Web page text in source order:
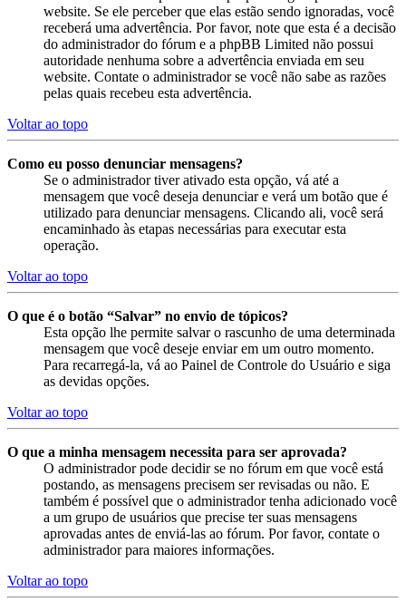
website. Se ele perceber que elas estão sendo ignoradas, você
receberá uma advertência. Por favor, note que esta é a decisão
do administrador do fórum e a phpBB Limited não possui
autoridade nenhuma sobre a advertência enviada em seu
website. Contate o administrador se você não sabe as razões
pelas quais recebeu esta advertência.
Voltar ao topo
Como eu posso denunciar mensagens?
Se o administrador tiver ativado esta opção, vá até a
mensagem que você deseja denunciar e verá um botão que é
utilizado para denunciar mensagens. Clicando ali, você será
encaminhado às etapas necessárias para executar esta
operação.
Voltar ao topo
O que é o botão “Salvar” no envio de tópicos?
Esta opção lhe permite salvar o rascunho de uma determinada
mensagem que você deseje enviar em um outro momento.
Para recarregá-la, vá ao Painel de Controle do Usuário e siga
as devidas opções.
Voltar ao topo
O que a minha mensagem necessita para ser aprovada?
O administrador pode decidir se no fórum em que você está
postando, as mensagens precisem ser revisadas ou não. E
também é possível que o administrador tenha adicionado você
a um grupo de usuários que precise ter suas mensagens
aprovadas antes de enviá-las ao fórum. Por favor, contate o
administrador para maiores informações.
Voltar ao topo